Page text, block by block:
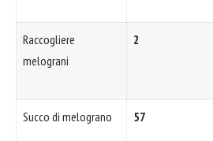
Raccogliere
melograni
2
Succo di melograno 57